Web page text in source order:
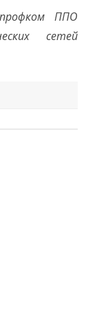
ППО
сетей